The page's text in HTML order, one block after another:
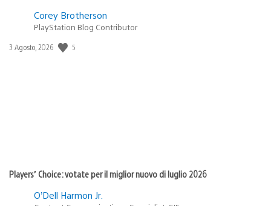
Corey Brotherson
PlayStation Blog Contributor
Data
3 Agosto, 2026 5
Players’ Choice: votate per il miglior nuovo di luglio 2026
O’Dell Harmon Jr.